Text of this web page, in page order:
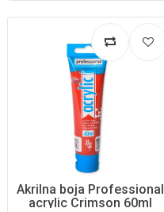
Akrilna boja Professional
acrylic Crimson 60ml